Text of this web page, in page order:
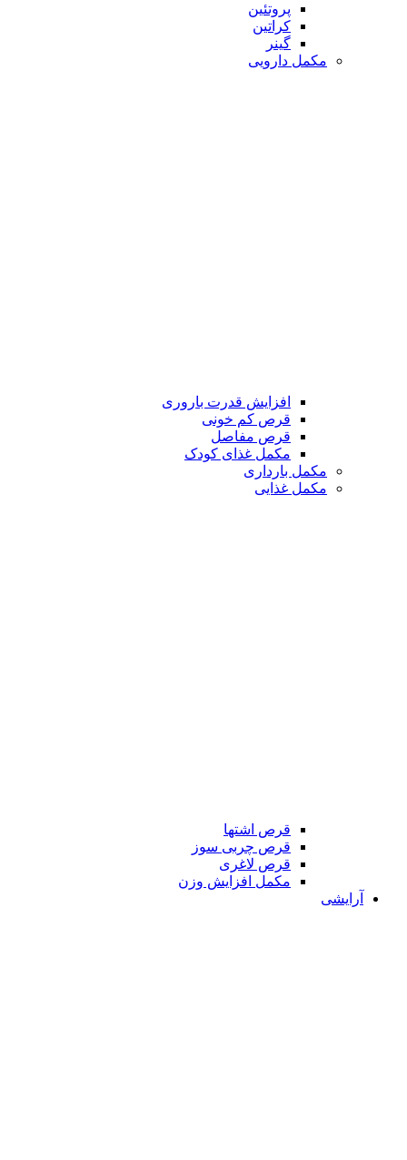
پروتئین
کراتین
گینر
مکمل دارویی
افزایش قدرت باروری
قرص کم خونی
قرص مفاصل
مکمل غذای کودک
مکمل بارداری
مکمل غذایی
قرص اشتها
قرص چربی سوز
قرص لاغری
مکمل افزایش وزن
آرایشی